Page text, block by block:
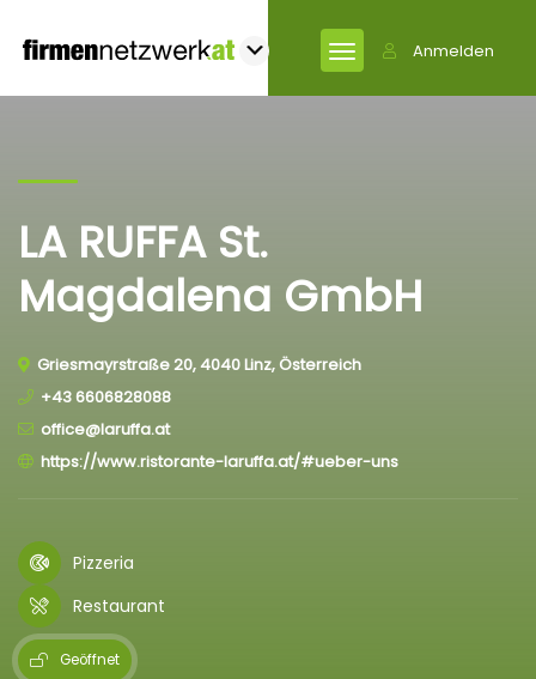
Anmelden
LA RUFFA St.
Magdalena GmbH
Griesmayrstraße 20, 4040 Linz, Österreich
+43 6606828088
office@laruffa.at
https://www.ristorante-laruffa.at/#ueber-uns
Pizzeria
Restaurant
Geöffnet